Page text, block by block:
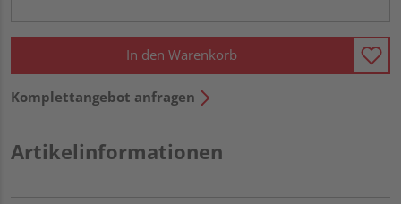
In den Warenkorb
Komplettangebot anfragen
Artikelinformationen